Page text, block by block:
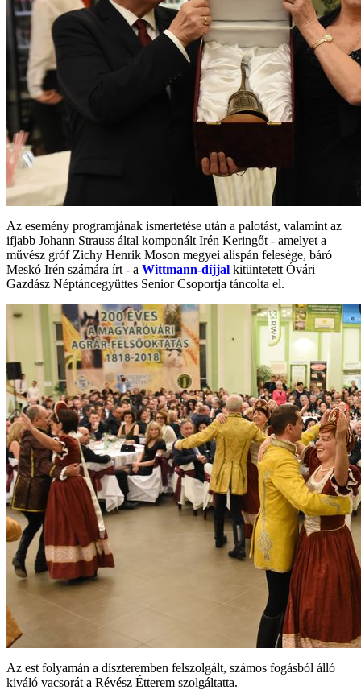
Az esemény programjának ismertetése után a palotást, valamint az
ifjabb Johann Strauss által komponált Irén Keringőt - amelyet a
művész gróf Zichy Henrik Moson megyei alispán felesége, báró
Meskó Irén számára írt - a Wittmann-díjjal kitüntetett Óvári
Gazdász Néptáncegyüttes Senior Csoportja táncolta el.
Az est folyamán a díszteremben felszolgált, számos fogásból álló
kiváló vacsorát a Révész Étterem szolgáltatta.